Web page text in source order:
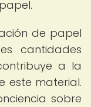
de papel
cantidades
a la
este material.
sobre